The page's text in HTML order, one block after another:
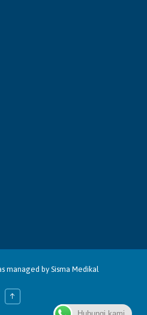
managed by Sisma Medikal
↑